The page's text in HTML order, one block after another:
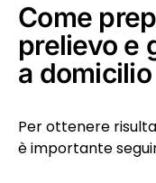
Come
prelievo e
a domicilio
Per ottenere
è importante